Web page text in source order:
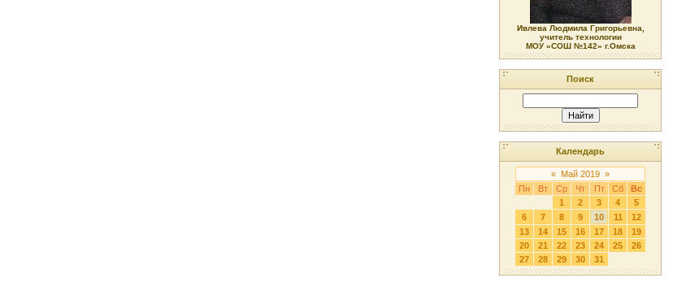
Ивлева Людмила Григорьевна,
учитель технологии
МОУ «СОШ №142» г.Омска
Поиск
Календарь
« Май 2019 »
Пн
Вт Ср Чт Пт Сб
Вс
1
2 3 4
5
6
7 8 9 10 11
12
13
14 15 16 17 18
19
20
21 22 23 24 25
26
27
28 29 30 31